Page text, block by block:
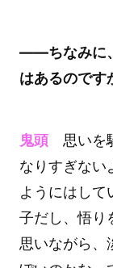
――ちなみに
はあるのです
鬼頭思いを
なりすぎない
ようにはして
子だし、悟り
思いながら、